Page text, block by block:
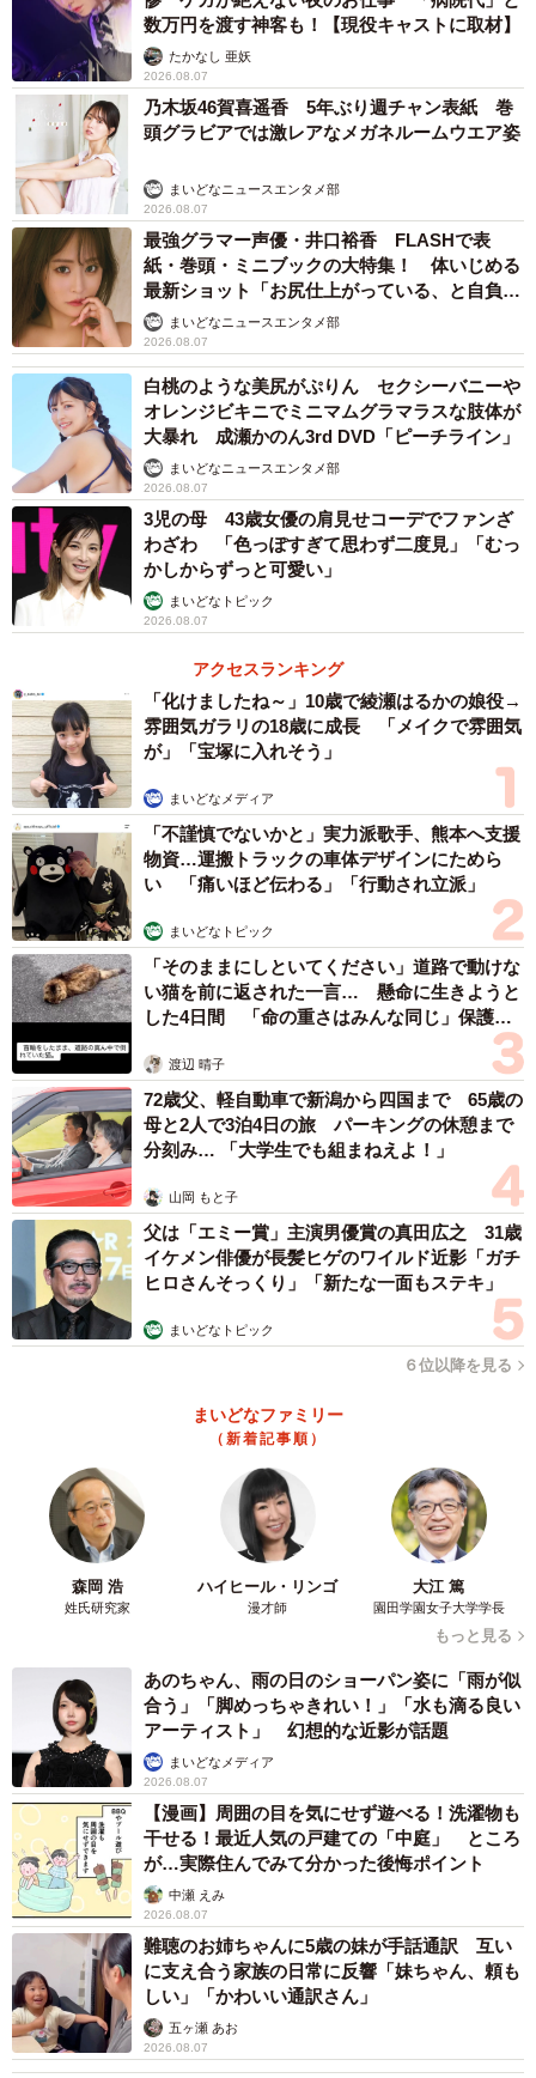
一つになっています。単体で置いておいても常に卓上が爆
破しているという風景が面白いですし、本商品の手前にフ
ィギュアや人形、別のアクスタなどを置いて撮影すること
で、特撮作品における爆破シーンそのままの迫力があるカ
ッコいい写真を撮ることが可能です。簡単かつ手軽に自宅
や屋外で爆破シーンの再現を楽しんで頂ければ幸いです」
「近所の公園で新作『爆破アクスタ』の商品写真を撮影してきました」
（ベルク郎さん提供）
同店公式ツイッターアカウントではアイデアの段階から
告知を始め、試作品の写真なども投稿。発売前から「めち
ゃくちゃ欲しい」「推しのアクスタ置いて撮りたい」「い
い写真撮れそう」などの声が寄せられていました。
発売後は1週間で初回ロット100枚が完売。「現在2ロッ
ト目の100枚を販売中ですが、残り50枚を切り、3ロット目
の生産を検討しているところです」（1月11日現在）
高さ約20cm、幅約13cm、厚さ約3mm。裏側は印刷なし
の白色。税込み1500円。商品の最新情報などは、
オンライ
公式ツイッターアカウント
数万円を渡す神客も！【現役キャストに取材】
たかなし 亜妖
2026.08.07
乃木坂46賀喜遥香 5年ぶり週チャン表紙 巻
頭グラビアでは激レアなメガネルームウエア姿
まいどなニュースエンタメ部
2026.08.07
最強グラマー声優・井口裕香 FLASHで表
紙・巻頭・ミニブックの大特集！ 体いじめる
最新ショット「お尻仕上がっている、と自負し
ています」「いくつになっても理想の身体でい
たい」
まいどなニュースエンタメ部
2026.08.07
白桃のような美尻がぷりん セクシーバニーや
オレンジビキニでミニマムグラマラスな肢体が
大暴れ 成瀬かのん3rd DVD「ピーチライン」
まいどなニュースエンタメ部
2026.08.07
3児の母 43歳女優の肩見せコーデでファンざ
わざわ 「色っぽすぎて思わず二度見」「むっ
かしからずっと可愛い」
まいどなトピック
2026.08.07
アクセスランキング
「化けましたね～」10歳で綾瀬はるかの娘役→
雰囲気ガラリの18歳に成長 「メイクで雰囲気
が」「宝塚に入れそう」
まいどなメディア
「不謹慎でないかと」実力派歌手、熊本へ支援
物資…運搬トラックの車体デザインにためら
い 「痛いほど伝わる」「行動され立派」
まいどなトピック
「そのままにしといてください」道路で動けな
い猫を前に返された一言… 懸命に生きようと
した4日間 「命の重さはみんな同じ」保護団
渡辺 晴子
72歳父、軽自動車で新潟から四国まで 65歳の
母と2人で3泊4日の旅 パーキングの休憩まで
分刻み… 「大学生でも組まねえよ！」
山岡 もと子
父は「エミー賞」主演男優賞の真田広之 31歳
イケメン俳優が長髪ヒゲのワイルド近影「ガチ
ヒロさんそっくり」「新たな一面もステキ」
まいどなトピック
６位以降を見る
まいどなファミリー
（新着記事順）
森岡 浩
姓氏研究家
ハイヒール・リンゴ
漫才師
大江 篤
園田学園女子大学学長
もっと見る
あのちゃん、雨の日のショーパン姿に「雨が似
合う」「脚めっちゃきれい！」「水も滴る良い
アーティスト」 幻想的な近影が話題
まいどなメディア
2026.08.07
【漫画】周囲の目を気にせず遊べる！洗濯物も
干せる！最近人気の戸建ての「中庭」 ところ
が…実際住んでみて分かった後悔ポイント
中瀬 えみ
2026.08.07
難聴のお姉ちゃんに5歳の妹が手話通訳 互い
に支え合う家族の日常に反響「妹ちゃん、頼も
しい」「かわいい通訳さん」
五ヶ瀬 あお
2026.08.07